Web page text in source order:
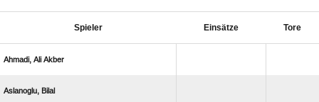
Spieler Einsätze Tore
  
 